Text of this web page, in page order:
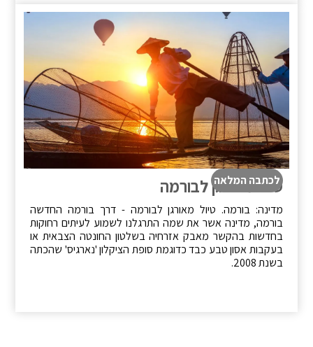
טיול מאורגן לבורמה
מדינה: בורמה. טיול מאורגן לבורמה - דרך בורמה החדשה
בורמה, מדינה אשר את שמה התרגלנו לשמוע לעיתים רחוקות
בחדשות בהקשר מאבק אזרחיה בשלטון החונטה הצבאית או
בעקבות אסון טבע כבד כדוגמת סופת הציקלון 'נארגיס' שהכתה
בשנת 2008.
לכתבה המלאה